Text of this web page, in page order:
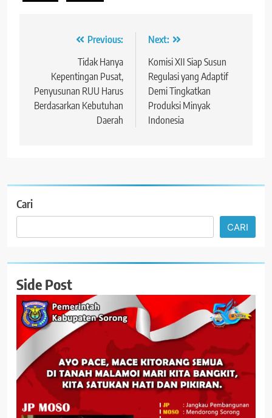
Navigasi Previous:
Tidak Hanya
Kepentingan Pusat,
Penyusunan RUU Harus
Berdasarkan Kebutuhan
Daerah
Next:
Komisi XII Siap Susun
Regulasi yang Adaptif
Demi Tingkatkan
Produksi Minyak
Indonesia
Cari
CARI
Side Post